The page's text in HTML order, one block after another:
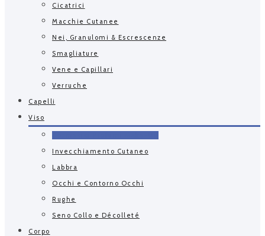
Cicatrici
Macchie Cutanee
Nei, Granulomi & Escrescenze
Smagliature
Vene e Capillari
Verruche
Capelli
Viso
Invecchiamento Cutaneo
Labbra
Occhi e Contorno Occhi
Rughe
Seno Collo e Décolleté
Corpo